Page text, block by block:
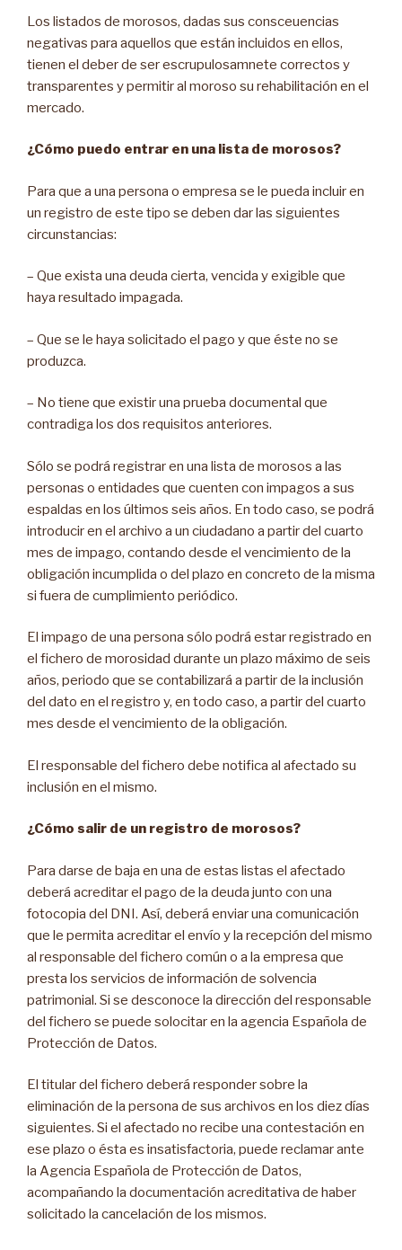
Los listados de morosos, dadas sus consceuencias
negativas para aquellos que están incluidos en ellos,
tienen el deber de ser escrupulosamnete correctos y
transparentes y permitir al moroso su rehabilitación en el
mercado.
¿Cómo puedo entrar en una lista de morosos?
Para que a una persona o empresa se le pueda incluir en
un registro de este tipo se deben dar las siguientes
circunstancias:
– Que exista una deuda cierta, vencida y exigible que
haya resultado impagada.
– Que se le haya solicitado el pago y que éste no se
produzca.
– No tiene que existir una prueba documental que
contradiga los dos requisitos anteriores.
Sólo se podrá registrar en una lista de morosos a las
personas o entidades que cuenten con impagos a sus
espaldas en los últimos seis años. En todo caso, se podrá
introducir en el archivo a un ciudadano a partir del cuarto
mes de impago, contando desde el vencimiento de la
obligación incumplida o del plazo en concreto de la misma
si fuera de cumplimiento periódico.
El impago de una persona sólo podrá estar registrado en
el fichero de morosidad durante un plazo máximo de seis
años, periodo que se contabilizará a partir de la inclusión
del dato en el registro y, en todo caso, a partir del cuarto
mes desde el vencimiento de la obligación.
El responsable del fichero debe notifica al afectado su
inclusión en el mismo.
¿Cómo salir de un registro de morosos?
Para darse de baja en una de estas listas el afectado
deberá acreditar el pago de la deuda junto con una
fotocopia del DNI. Así, deberá enviar una comunicación
que le permita acreditar el envío y la recepción del mismo
al responsable del fichero común o a la empresa que
presta los servicios de información de solvencia
patrimonial. Si se desconoce la dirección del responsable
del fichero se puede solocitar en la agencia Española de
Protección de Datos.
El titular del fichero deberá responder sobre la
eliminación de la persona de sus archivos en los diez días
siguientes. Si el afectado no recibe una contestación en
ese plazo o ésta es insatisfactoria, puede reclamar ante
la Agencia Española de Protección de Datos,
acompañando la documentación acreditativa de haber
solicitado la cancelación de los mismos.